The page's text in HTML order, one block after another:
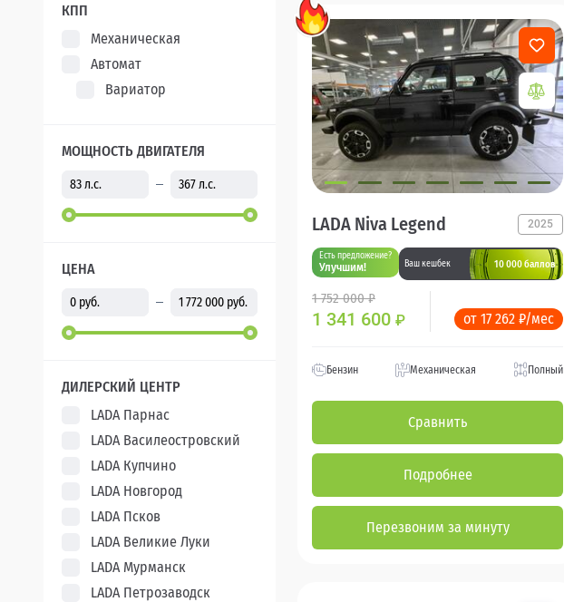
КПП
Механическая
Автомат
Вариатор
МОЩНОСТЬ ДВИГАТЕЛЯ
ЦЕНА
ДИЛЕРСКИЙ ЦЕНТР
LADA Парнас
LADA Василеостровский
LADA Купчино
LADA Новгород
LADA Псков
LADA Великие Луки
LADA Мурманск
LADA Петрозаводск
LADA Niva Legend 2025
Есть предложение?
Улучшим! Ваш кешбек 10 000 баллов
1 752 000 ₽
1 341 600 ₽ от 17 262 ₽/мес
Бензин Механическая Полный
Сравнить
Подробнее
Перезвоним за минуту